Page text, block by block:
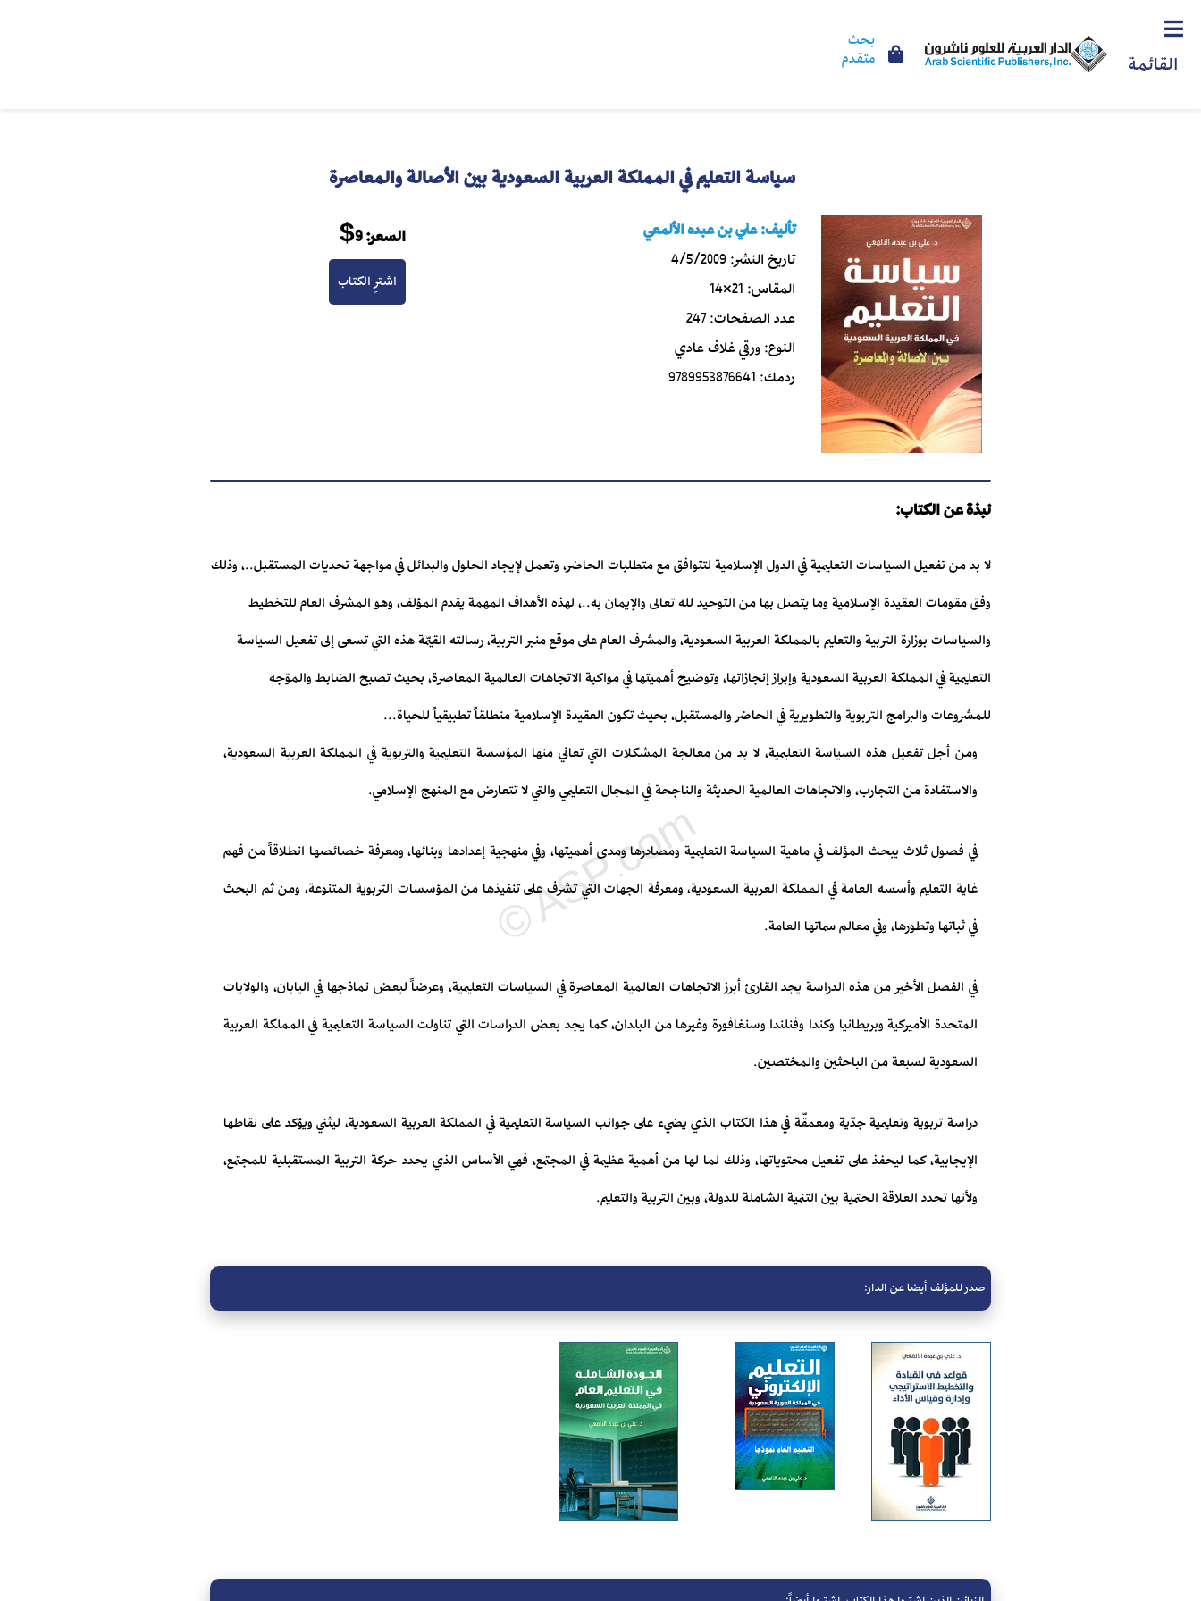
القائمة
بحث
متقدم
سياسة التعليم في المملكة العربية السعودية بين الأصالة والمعاصرة
تأليف:علي بن عبده الألمعي
تاريخ النشر:4/5/2009
المقاس:21×14
عدد الصفحات:247
النوع:ورقي غلاف عادي
ردمك:9789953876641
السعر:9$
اشترِ الكتاب
نبذة عن الكتاب:
لا بد من تفعيل السياسات التعليمية في الدول الإسلامية لتتوافق مع متطلبات الحاضر، وتعمل لإيجاد الحلول والبدائل في مواجهة تحديات المستقبل..، وذلك
وفق مقومات العقيدة الإسلامية وما يتصل بها من التوحيد لله تعالى والإيمان به..، لهذه الأهداف المهمة يقدم المؤلف، وهو المشرف العام للتخطيط
والسياسات بوزارة التربية والتعليم بالمملكة العربية السعودية، والمشرف العام على موقع منبر التربية، رسالته القيّمة هذه التي تسعى إلى تفعيل السياسة
التعليمية في المملكة العربية السعودية وإبراز إنجازاتها، وتوضيح أهميتها في مواكبة الاتجاهات العالمية المعاصرة، بحيث تصبح الضابط والموّجه
للمشروعات والبرامج التربوية والتطويرية في الحاضر والمستقبل، بحيث تكون العقيدة الإسلامية منطلقاً تطبيقياً للحياة...
ومن أجل تفعيل هذه السياسة التعليمية، لا بد من معالجة المشكلات التي تعاني منها المؤسسة التعليمية والتربوية في المملكة العربية السعودية،
والاستفادة من التجارب، والاتجاهات العالمية الحديثة والناجحة في المجال التعليمي والتي لا تتعارض مع المنهج الإسلامي.
في فصول ثلاث يبحث المؤلف في ماهية السياسة التعليمية ومصادرها ومدى أهميتها، وفي منهجية إعدادها وبنائها، ومعرفة خصائصها انطلاقاً من فهم
غاية التعليم وأسسه العامة في المملكة العربية السعودية، ومعرفة الجهات التي تشرف على تنفيذها من المؤسسات التربوية المتنوعة، ومن ثم البحث
في ثباتها وتطورها، وفي معالم سماتها العامة.
في الفصل الأخير من هذه الدراسة يجد القارئ أبرز الاتجاهات العالمية المعاصرة في السياسات التعليمية، وعرضاً لبعض نماذجها في اليابان، والولايات
المتحدة الأميركية وبريطانيا وكندا وفنلندا وسنغافورة وغيرها من البلدان، كما يجد بعض الدراسات التي تناولت السياسة التعليمية في المملكة العربية
السعودية لسبعة من الباحثين والمختصين.
دراسة تربوية وتعليمية جدّية ومعمقّة في هذا الكتاب الذي يضيء على جوانب السياسة التعليمية في المملكة العربية السعودية، ليثني ويؤكد على نقاطها
الإيجابية، كما ليحفذ على تفعيل محتوياتها، وذلك لما لها من أهمية عظيمة في المجتمع، فهي الأساس الذي يحدد حركة التربية المستقبلية للمجتمع،
ولأنها تحدد العلاقة الحتمية بين التنمية الشاملة للدولة، وبين التربية والتعليم.
صدر للمؤلف أيضا عن الدار: